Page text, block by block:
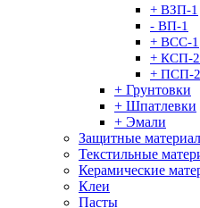
+ ВЗП-1
- ВП-1
+ ВСС-1
+ КСП-2
+ ПСП-
+ Грунтовки
+ Шпатлевки
+ Эмали
Защитные
Текстильные
Керамические
Клеи
Пасты